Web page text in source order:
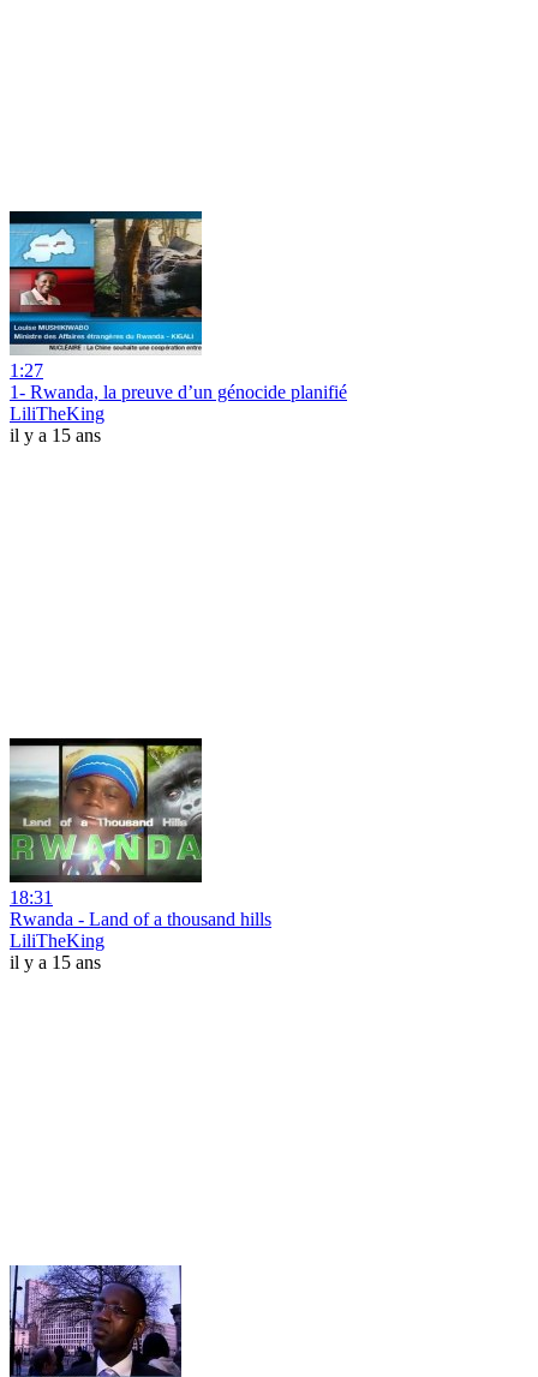
1:27
1- Rwanda, la preuve d’un génocide planifié
LiliTheKing
il y a 15 ans
18:31
Rwanda - Land of a thousand hills
LiliTheKing
il y a 15 ans